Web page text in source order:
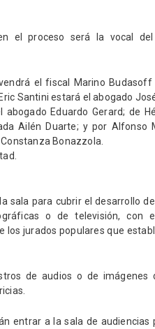
el proceso será la vocal
el fiscal Marino
Santini estará el abogado
Eduardo Gerard; de
Ailén Duarte; y por Alfonso
Bonazzola.
sala para cubrir el desarrollo
o de televisión, con
los jurados populares que
de audios o de imágenes
entrar a la sala de audiencias